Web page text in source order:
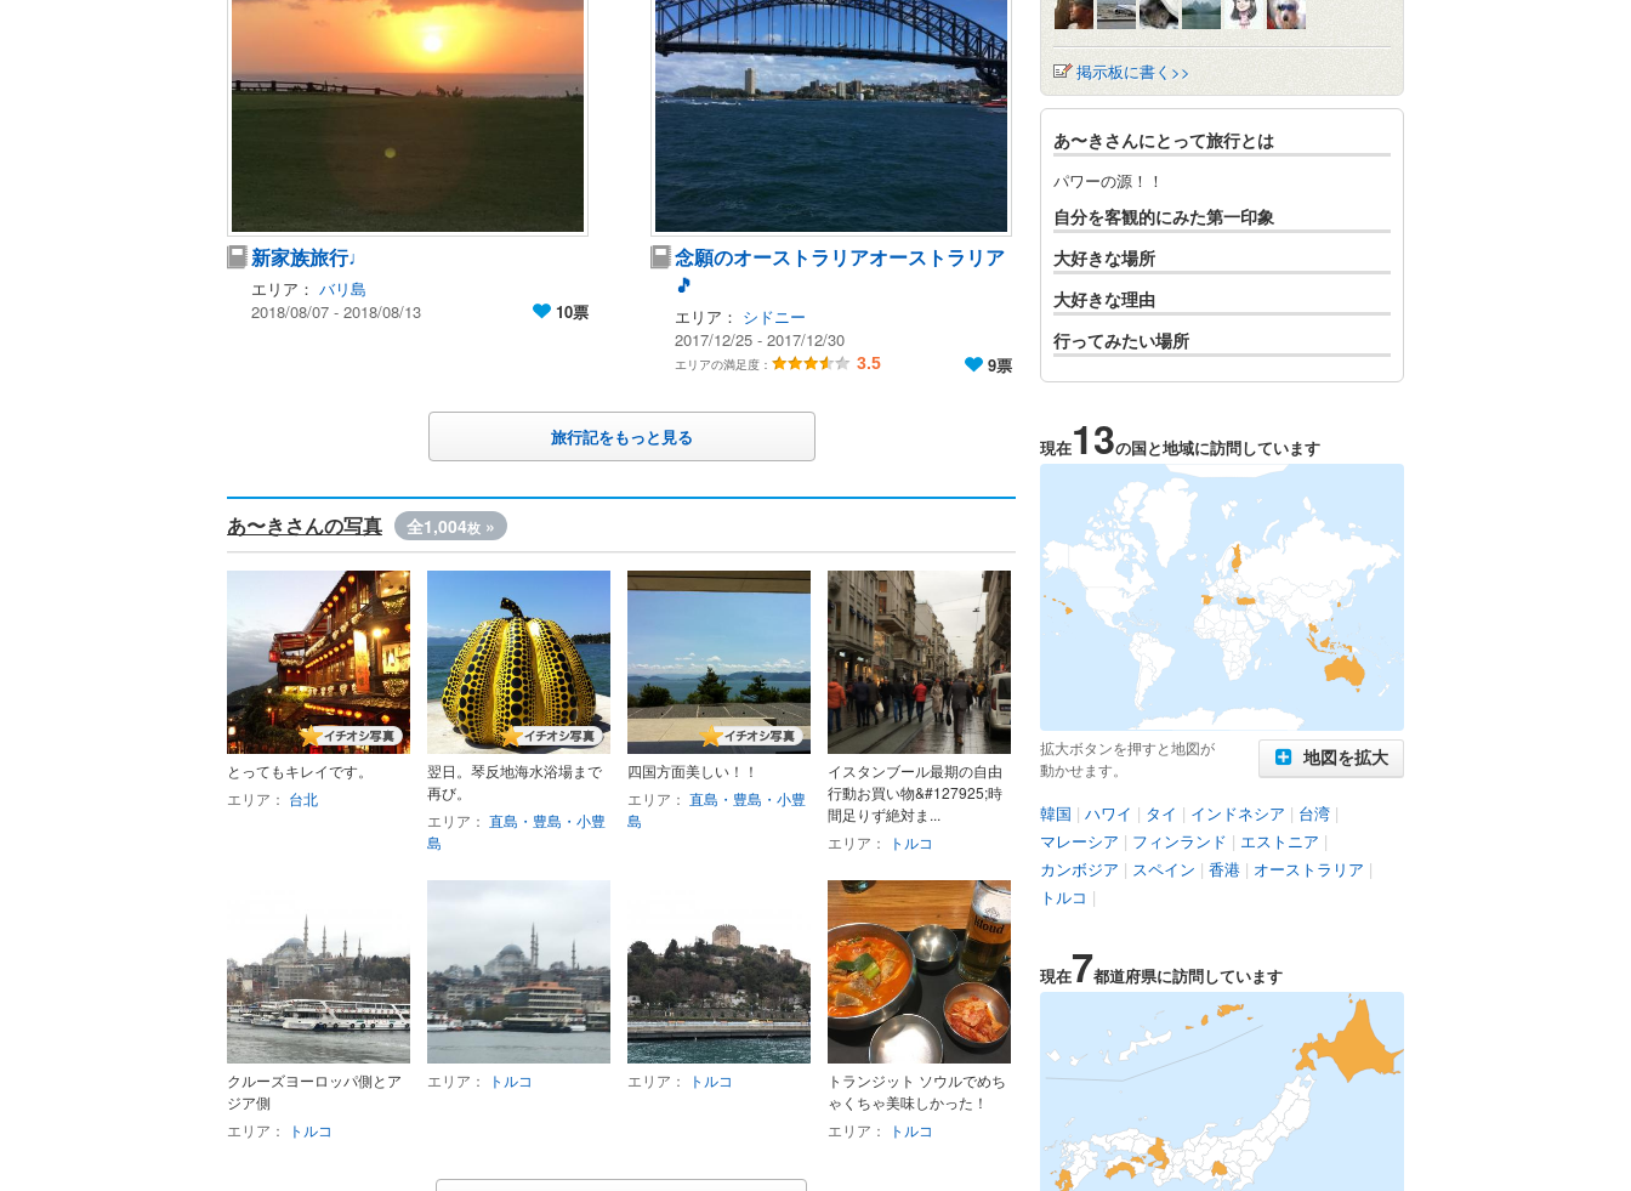
新家族旅行♩
エリア： バリ島
2018/08/07 - 2018/08/13
10票
念願のオーストラリアオーストラリア
🎵
エリア： シドニー
2017/12/25 - 2017/12/30
エリアの満足度： 3.5 9票
旅行記をもっと見る
あ〜きさんの写真 全1,004枚 »
とってもキレイです。
エリア： 台北
翌日。琴反地海水浴場まで
再び。
エリア： 直島・豊島・小豊
島
四国方面美しい！！
エリア： 直島・豊島・小豊
島
イスタンブール最期の自由
行動お買い物&#127925;時
間足りず絶対ま...
エリア：
トルコ
クルーズヨーロッパ側とア
ジア側
エリア：
トルコ
エリア： トルコ エリア： トルコ
トランジット ソウルでめち
ゃくちゃ美味しかった！
エリア：
トルコ
掲示板に書く>>
あ〜きさんにとって旅行とは
パワーの源！！
自分を客観的にみた第一印象
大好きな場所
大好きな理由
行ってみたい場所
現在13の国と地域に訪問しています
拡大ボタンを押すと地図が
動かせます。
地図を拡大
韓国 | ハワイ | タイ | インドネシア | 台湾 |
マレーシア | フィンランド | エストニア |
カンボジア | スペイン | 香港 | オーストラリア |
トルコ |
現在7都道府県に訪問しています